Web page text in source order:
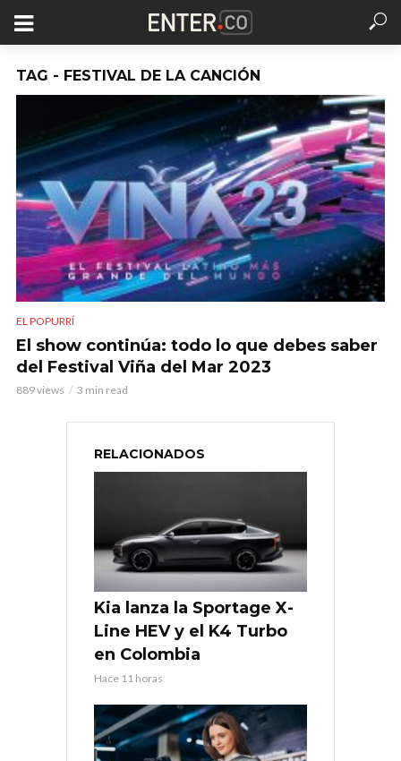
TAG - FESTIVAL DE LA CANCIÓN
EL POPURRÍ
El show continúa: todo lo que debes saber
del Festival Viña del Mar 2023
889 views 3 min read
RELACIONADOS
Kia lanza la Sportage X-
Line HEV y el K4 Turbo
en Colombia
Hace 11 horas